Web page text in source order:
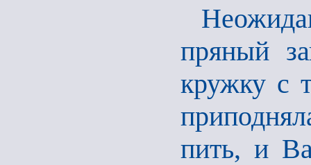
пряный
кружку с
пить, и